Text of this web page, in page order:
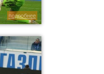
подробнее